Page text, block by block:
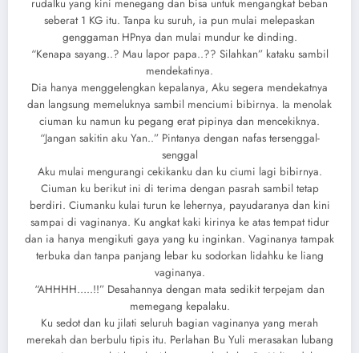
rudalku yang kini menegang dan bisa untuk mengangkat beban
seberat 1 KG itu. Tanpa ku suruh, ia pun mulai melepaskan
genggaman HPnya dan mulai mundur ke dinding.
“Kenapa sayang..? Mau lapor papa..?? Silahkan” kataku sambil
mendekatinya.
Dia hanya menggelengkan kepalanya, Aku segera mendekatnya
dan langsung memeluknya sambil menciumi bibirnya. Ia menolak
ciuman ku namun ku pegang erat pipinya dan mencekiknya.
“Jangan sakitin aku Yan..” Pintanya dengan nafas tersenggal-
senggal
Aku mulai mengurangi cekikanku dan ku ciumi lagi bibirnya.
Ciuman ku berikut ini di terima dengan pasrah sambil tetap
berdiri. Ciumanku kulai turun ke lehernya, payudaranya dan kini
sampai di vaginanya. Ku angkat kaki kirinya ke atas tempat tidur
dan ia hanya mengikuti gaya yang ku inginkan. Vaginanya tampak
terbuka dan tanpa panjang lebar ku sodorkan lidahku ke liang
vaginanya.
“AHHHH…..!!” Desahannya dengan mata sedikit terpejam dan
memegang kepalaku.
Ku sedot dan ku jilati seluruh bagian vaginanya yang merah
merekah dan berbulu tipis itu. Perlahan Bu Yuli merasakan lubang